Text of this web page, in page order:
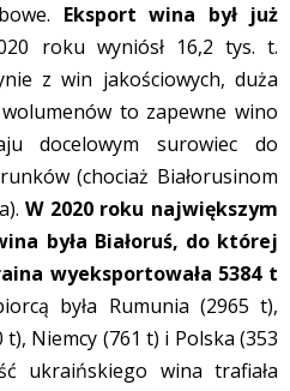
Eksport wina był już
roku wyniósł 16,2 tys. t.
z win jakościowych, duża
to zapewne wino
docelowym surowiec do
(chociaż Białorusinom
W 2020 roku największym
była Białoruś, do której
wyeksportowała 5384 t
była Rumunia (2965 t),
Niemcy (761 t) i Polska (353
ukraińskiego wina trafiała